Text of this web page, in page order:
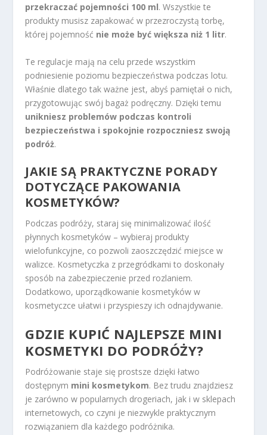
przekraczać pojemności 100 ml. Wszystkie te
produkty musisz zapakować w przezroczystą torbę,
której pojemność nie może być większa niż 1 litr.
Te regulacje mają na celu przede wszystkim
podniesienie poziomu bezpieczeństwa podczas lotu.
Właśnie dlatego tak ważne jest, abyś pamiętał o nich,
przygotowując swój bagaż podręczny. Dzięki temu
unikniesz problemów podczas kontroli
bezpieczeństwa i spokojnie rozpoczniesz swoją
podróż.
JAKIE SĄ PRAKTYCZNE PORADY
DOTYCZĄCE PAKOWANIA
KOSMETYKÓW?
Podczas podróży, staraj się minimalizować ilość
płynnych kosmetyków – wybieraj produkty
wielofunkcyjne, co pozwoli zaoszczędzić miejsce w
walizce. Kosmetyczka z przegródkami to doskonały
sposób na zabezpieczenie przed rozlaniem.
Dodatkowo, uporządkowanie kosmetyków w
kosmetyczce ułatwi i przyspieszy ich odnajdywanie.
GDZIE KUPIĆ NAJLEPSZE MINI
KOSMETYKI DO PODRÓŻY?
Podróżowanie staje się prostsze dzięki łatwo
dostępnym mini kosmetykom. Bez trudu znajdziesz
je zarówno w popularnych drogeriach, jak i w sklepach
internetowych, co czyni je niezwykle praktycznym
rozwiązaniem dla każdego podróżnika.